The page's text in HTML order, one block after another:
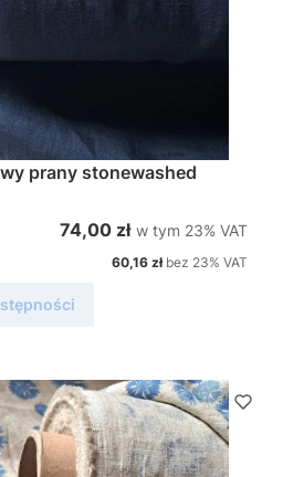
Cena brutto
74,00 zł w tym %s VAT
w tym 23% VAT
Cena netto
60,16 zł bez 23% VAT